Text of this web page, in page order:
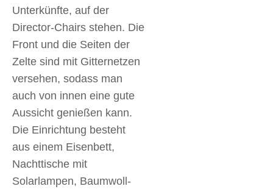
Unterkünfte, auf der
Director-Chairs stehen. Die
Front und die Seiten der
Zelte sind mit Gitternetzen
versehen, sodass man
auch von innen eine gute
Aussicht genießen kann.
Die Einrichtung besteht
aus einem Eisenbett,
Nachttische mit
Solarlampen, Baumwoll-